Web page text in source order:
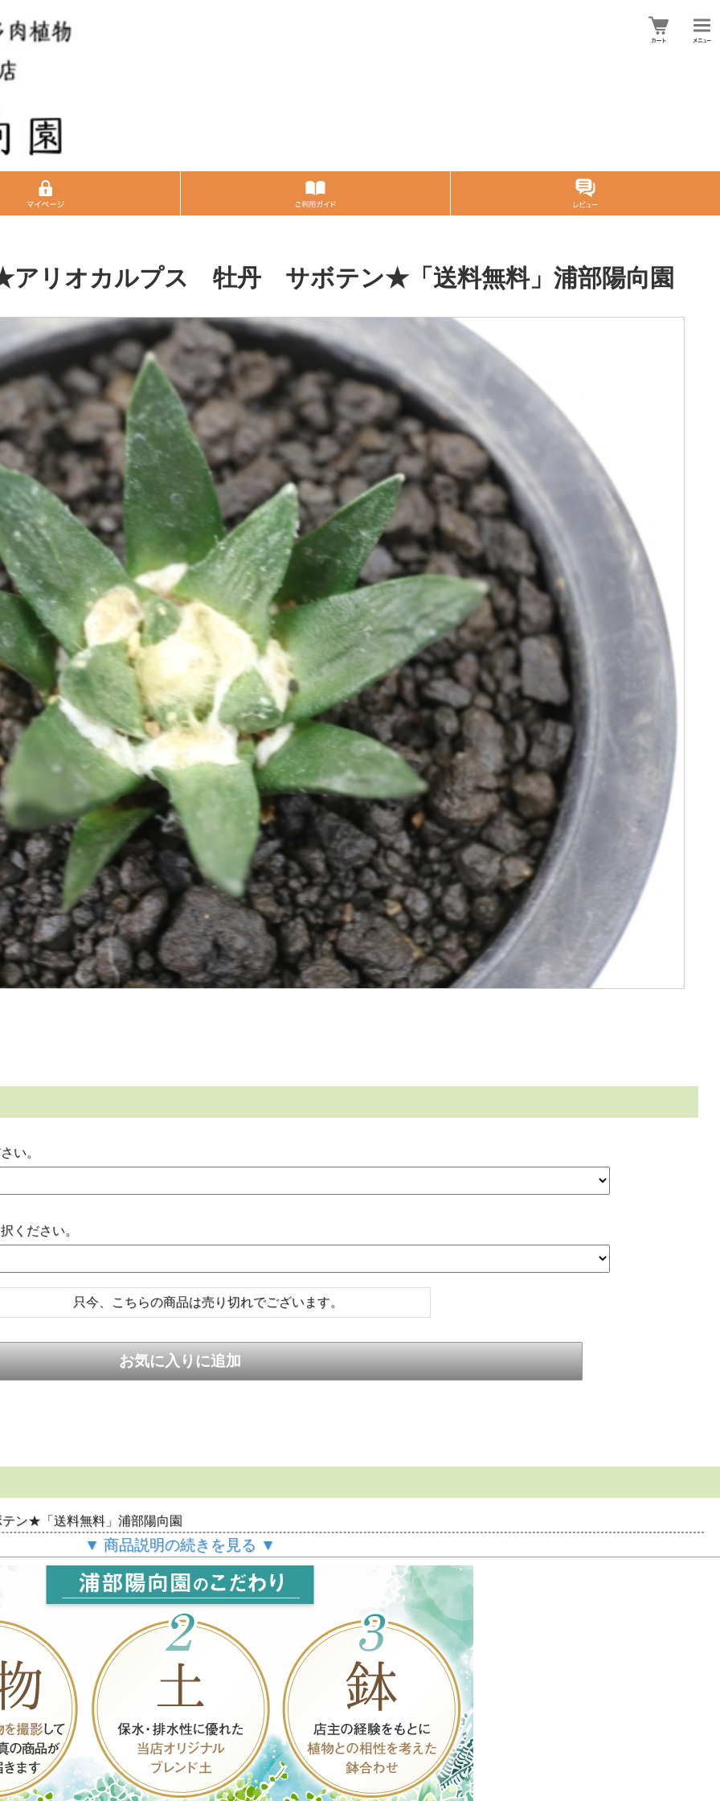
リオカルプス 牡丹 サボテン★「送料無料」浦部陽向園
い。
ください。
只今、こちらの商品は売り切れでございます。
★「送料無料」浦部陽向園
▼ 商品説明の続きを見る ▼